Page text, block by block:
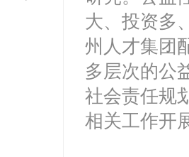
大、投资多
州人才集团
多层次的公
社会责任规
相关工作开